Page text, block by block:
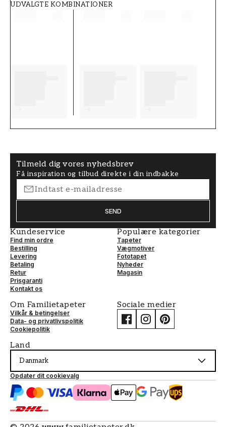
UDVALGTE KOMBINATIONER
Tilmeld dig vores nyhedsbrev
Få inspiration og tilbud direkte i din indbakke
SEND
Kundeservice
Find min ordre
Bestilling
Levering
Betaling
Retur
Prisgaranti
Kontakt os
Populære kategorier
Tapeter
Vægmotiver
Fototapet
Nyheder
Magasin
Om Familietapeter
Vilkår & betingelser
Data- og privatlivspolitik
Cookiepolitik
Sociale medier
Land
Danmark
Opdater dit cookievalg